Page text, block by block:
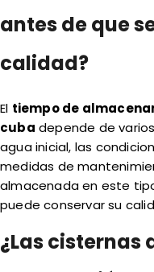
antes de que
calidad?
El tiempo de
cuba depende de
agua inicial, las
medidas de
almacenada en este
puede conservar su
¿Las cisternas